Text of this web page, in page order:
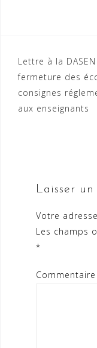
de
l’article
Lettre à la
fermeture des
consignes
aux enseignants
Laisser
Votre
Les champs
*
Commentaire